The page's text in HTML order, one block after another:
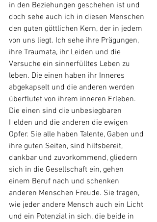
in den Beziehungen geschehen ist und
doch sehe auch ich in diesen Menschen
den guten göttlichen Kern, der in jedem
von uns liegt. Ich sehe ihre Prägungen,
ihre Traumata, ihr Leiden und die
Versuche ein sinnerfülltes Leben zu
leben. Die einen haben ihr Inneres
abgekapselt und die anderen werden
überflutet von ihrem inneren Erleben.
Die einen sind die unbesiegbaren
Helden und die anderen die ewigen
Opfer. Sie alle haben Talente, Gaben und
ihre guten Seiten, sind hilfsbereit,
dankbar und zuvorkommend, gliedern
sich in die Gesellschaft ein, gehen
einem Beruf nach und schenken
anderen Menschen Freude. Sie tragen,
wie jeder andere Mensch auch ein Licht
und ein Potenzial in sich, die beide in